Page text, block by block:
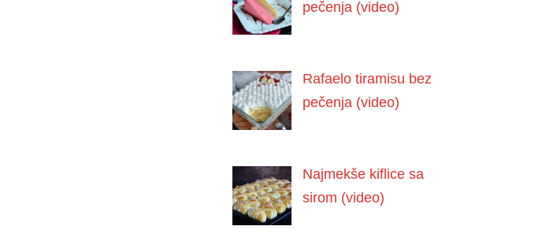
pečenja (video)
Rafaelo tiramisu bez
pečenja (video)
Najmekše kiflice sa
sirom (video)